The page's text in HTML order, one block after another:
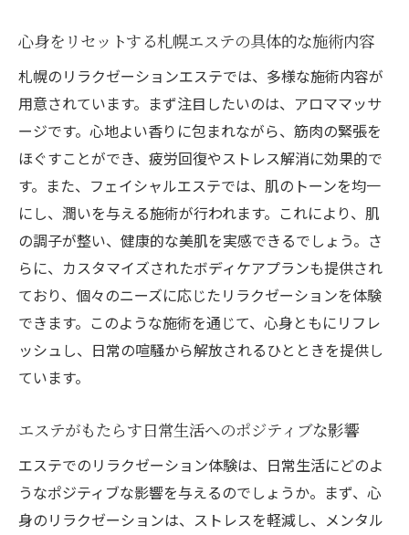
札幌エステでの心地よい時間の過ごし方
肌質改善に役立つエステのテクニック
札幌のエステで体感する癒しの瞬間
個室空間が魅力札幌のエステで心身を解放する
プライバシーが守られる個室での施術の魅
力
札幌エステの個室空間がもたらす安心感
心身を解放するためのエステ施術の選び方
個室での時間がもたらす深いリラクゼーシ
札幌のエステで感じるプライベートな癒し
ニティ
札幌エステを選ぶポイントエステ施術の流れを
徹底解説
初めてのエステ体験でも安心できる選び方
心身をリセットする札幌エステの具体的な施術内容
札幌のリラクゼーションエステでは、多様な施術内容が
用意されています。まず注目したいのは、アロママッサ
ージです。心地よい香りに包まれながら、筋肉の緊張を
ほぐすことができ、疲労回復やストレス解消に効果的で
す。また、フェイシャルエステでは、肌のトーンを均一
にし、潤いを与える施術が行われます。これにより、肌
の調子が整い、健康的な美肌を実感できるでしょう。さ
らに、カスタマイズされたボディケアプランも提供され
ており、個々のニーズに応じたリラクゼーションを体験
できます。このような施術を通じて、心身ともにリフレ
ッシュし、日常の喧騒から解放されるひとときを提供し
ています。
エステがもたらす日常生活へのポジティブな影響
エステでのリラクゼーション体験は、日常生活にどのよ
うなポジティブな影響を与えるのでしょうか。まず、心
身のリラクゼーションは、ストレスを軽減し、メンタル